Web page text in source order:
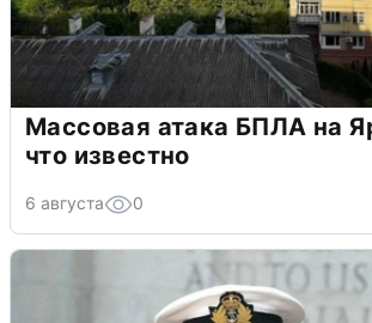
Массовая атака БПЛА на
что известно
6 августа 0